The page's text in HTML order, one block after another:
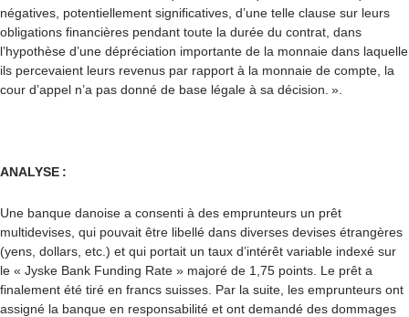
négatives, potentiellement significatives, d’une telle clause sur leurs
obligations financières pendant toute la durée du contrat, dans
l’hypothèse d’une dépréciation importante de la monnaie dans laquelle
ils percevaient leurs revenus par rapport à la monnaie de compte, la
cour d’appel n’a pas donné de base légale à sa décision. ».
ANALYSE :
Une banque danoise a consenti à des emprunteurs un prêt
multidevises, qui pouvait être libellé dans diverses devises étrangères
(yens, dollars, etc.) et qui portait un taux d’intérêt variable indexé sur
le « Jyske Bank Funding Rate » majoré de 1,75 points. Le prêt a
finalement été tiré en francs suisses. Par la suite, les emprunteurs ont
assigné la banque en responsabilité et ont demandé des dommages